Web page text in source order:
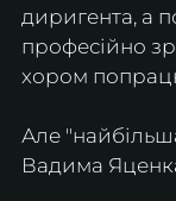
диригента, а
професійно
хором
Але
Вадима